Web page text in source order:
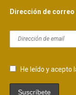
Dirección de
He leído y acepto